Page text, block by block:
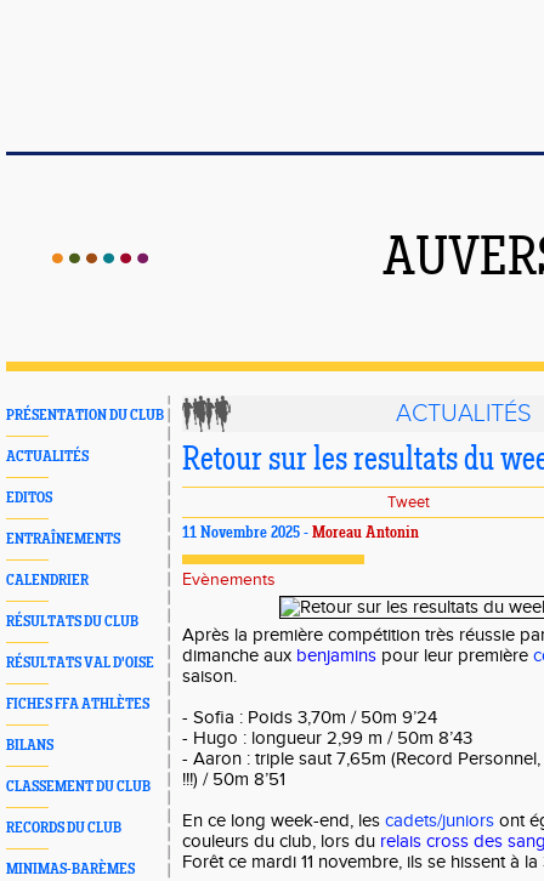
PRÉSENTATION DU CLUB
ACTUALITÉS
EDITOS
ENTRAÎNEMENTS
CALENDRIER
RÉSULTATS DU CLUB
RÉSULTATS VAL D'OISE
FICHES FFA ATHLÈTES
BILANS
CLASSEMENT DU CLUB
RECORDS DU CLUB
MINIMAS-BARÈMES
ACTUALITÉS
Retour sur les resultats du
Tweet
11 Novembre 2025 - Moreau Antonin
Evènements
Après la première compétition très réussie
dimanche aux benjamins pour leur première
saison.
- Sofia : Poids 3,70m / 50m 9’24
- Hugo : longueur 2,99 m / 50m 8’43
- ⁠Aaron : triple saut 7,65m (Record
!!!) / 50m 8’51
En ce long week-end, les cadets/juniors ont
couleurs du club, lors du relais cross des
Forêt ce mardi 11 novembre, ils se hissent à